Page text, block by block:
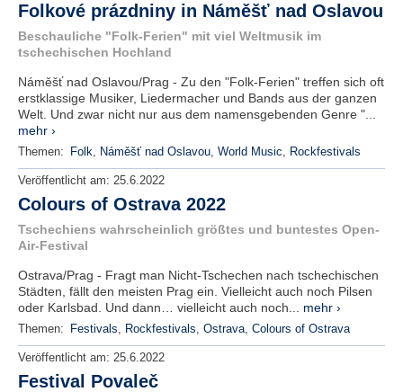
Folkové prázdniny in Náměšť nad Oslavou
Beschauliche "Folk-Ferien" mit viel Weltmusik im
tschechischen Hochland
Náměšť nad Oslavou/Prag - Zu den "Folk-Ferien" treffen sich oft
erstklassige Musiker, Liedermacher und Bands aus der ganzen
Welt. Und zwar nicht nur aus dem namensgebenden Genre "...
mehr ›
Themen: Folk, Náměšť nad Oslavou, World Music, Rockfestivals
Veröffentlicht am: 25.6.2022
Colours of Ostrava 2022
Tschechiens wahrscheinlich größtes und buntestes Open-
Air-Festival
Ostrava/Prag - Fragt man Nicht-Tschechen nach tschechischen
Städten, fällt den meisten Prag ein. Vielleicht auch noch Pilsen
oder Karlsbad. Und dann… vielleicht auch noch... mehr ›
Themen: Festivals, Rockfestivals, Ostrava, Colours of Ostrava
Veröffentlicht am: 25.6.2022
Festival Povaleč